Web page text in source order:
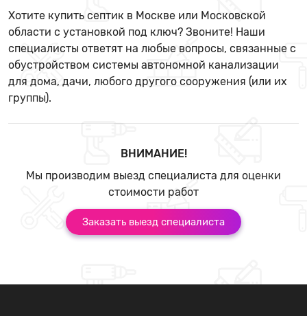
Хотите купить септик в Москве или Московской
области с установкой под ключ? Звоните! Наши
специалисты ответят на любые вопросы, связанные с
обустройством системы автономной канализации
для дома, дачи, любого другого сооружения (или их
группы).
ВНИМАНИЕ!
Мы производим выезд специалиста для оценки
стоимости работ
Заказать выезд специалиста